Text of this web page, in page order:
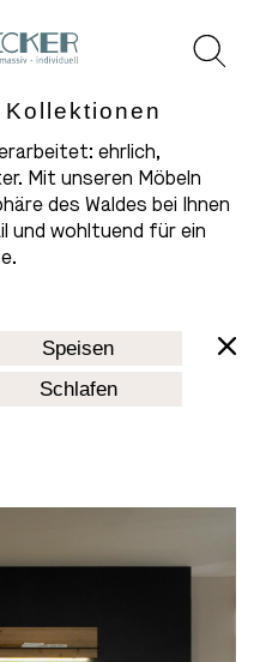
ehrlich,
Mit unseren Möbeln
des Waldes bei Ihnen
und wohltuend für ein
Speisen
Schlafen